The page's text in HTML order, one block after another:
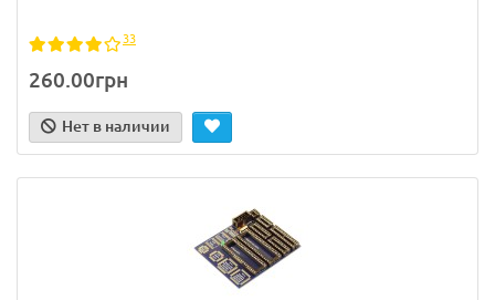
33
260.00грн
Нет в наличии